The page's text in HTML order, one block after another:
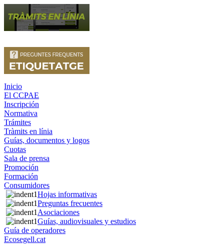
Inicio
El CCPAE
Inscripción
Normativa
Trámites
Tràmits en línia
Guías, documentos y logos
Cuotas
Sala de prensa
Promoción
Formación
Consumidores
Hojas informativas
Preguntas frecuentes
Asociaciones
Guías, audiovisuales y estudios
Guía de operadores
Ecosegell.cat